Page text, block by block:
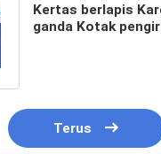
Kertas berlapis
ganda Kotak
Terus